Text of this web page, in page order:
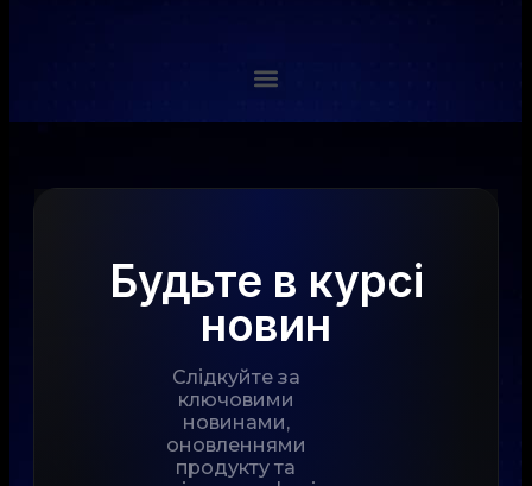
Будьте в курсі
новин
Слідкуйте за
ключовими
новинами,
оновленнями
продукту та